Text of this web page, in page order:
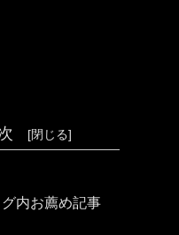
内お薦め記事